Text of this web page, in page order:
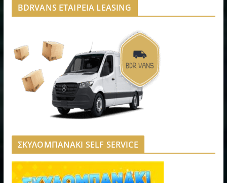
BDRVANS ΕΤΑΙΡΕΙΑ LEASING
ΣΚΥΛΟΜΠΑΝΑΚΙ SELF SERVICE